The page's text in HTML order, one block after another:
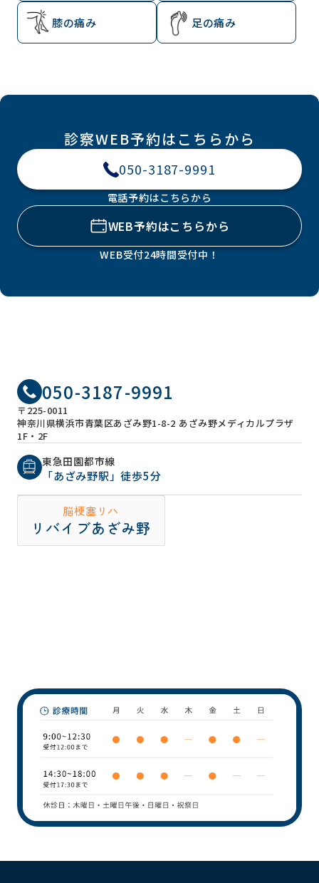
膝の痛み 足の痛み
診察WEB予約はこちらから
050-3187-9991
電話予約はこちらから
WEB予約はこちらから
WEB受付24時間受付中！
050-3187-9991
〒225-0011
神奈川県横浜市青葉区あざみ野1-8-2 あざみ野メディカルプラザ
1F・2F
東急田園都市線
「あざみ野駅」徒歩5分
脳梗塞リハ
リバイブあざみ野